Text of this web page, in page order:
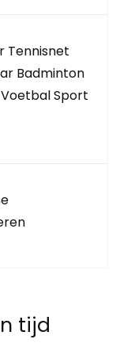
Tennisnet
Badminton
Sport
tijd